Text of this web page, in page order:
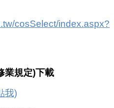
cosSelect/index.aspx?
業規定)下載
我)